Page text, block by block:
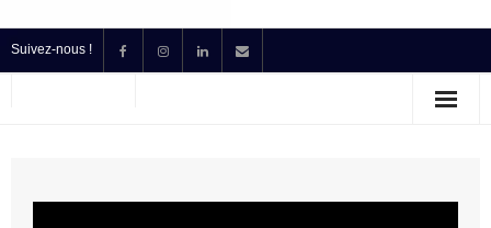
Suivez-nous !
Prestataire Technique Événementiel